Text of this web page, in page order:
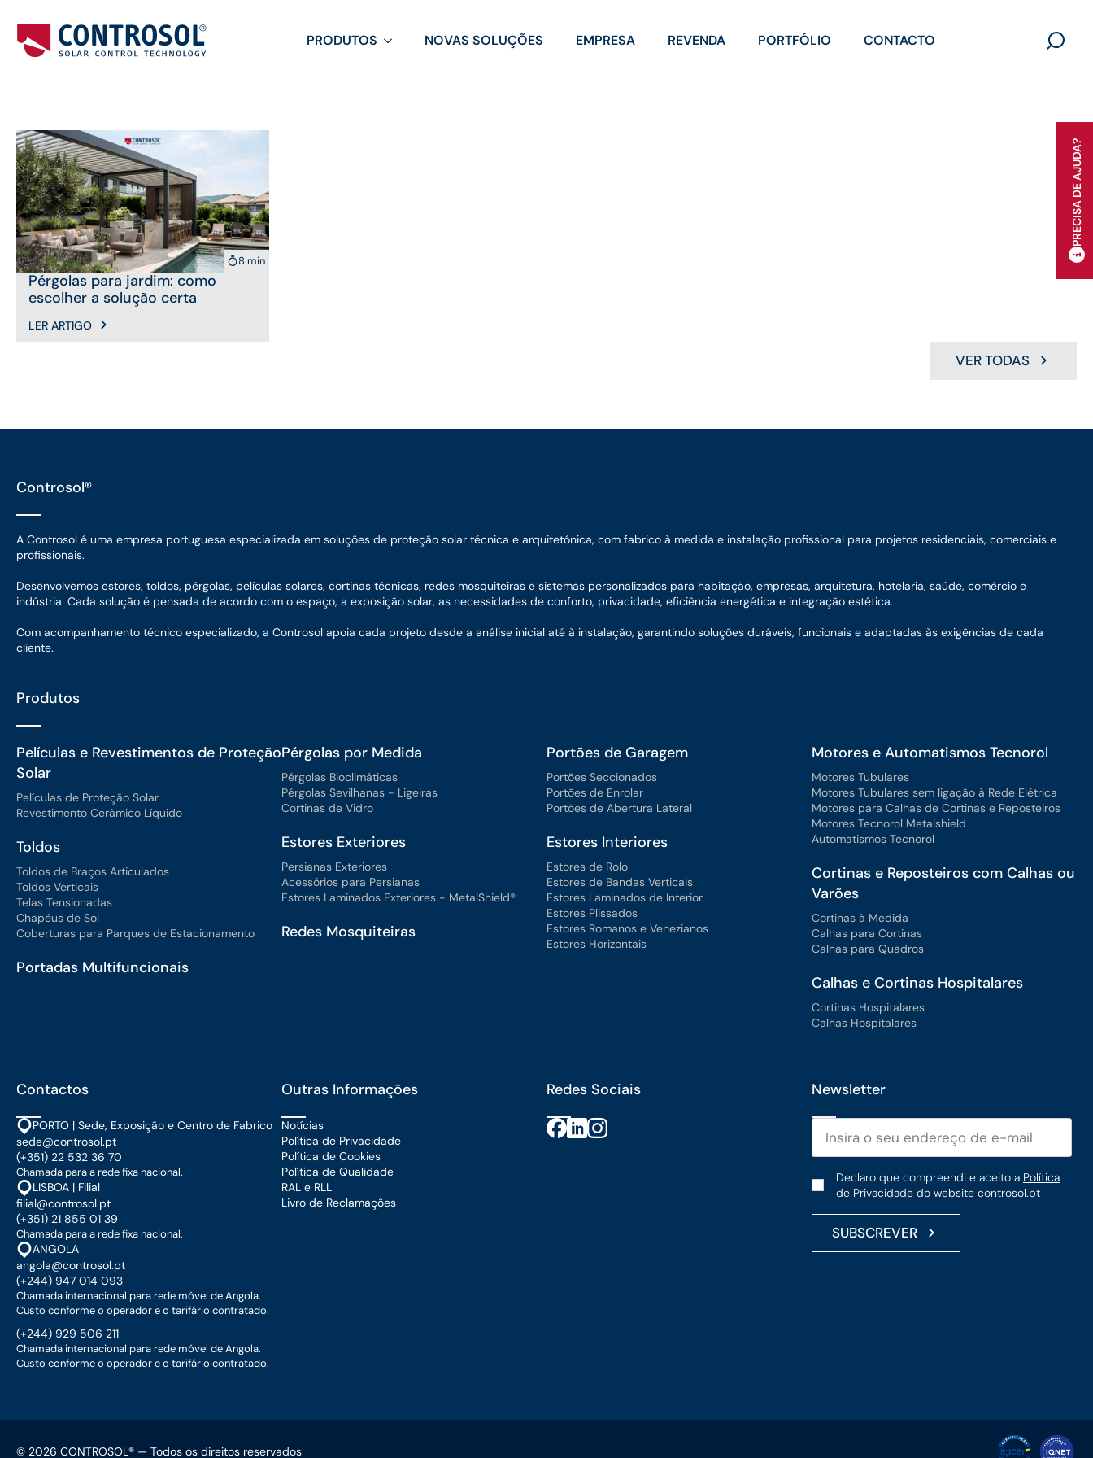
PRODUTOS NOVAS SOLUÇÕES EMPRESA REVENDA PORTFÓLIO CONTACTO
PRECISA DE AJUDA?
8 min
Pérgolas para jardim: como
escolher a solução certa
LER ARTIGO
VER TODAS
Controsol®
A Controsol é uma empresa portuguesa especializada em soluções de proteção solar técnica e arquitetónica, com fabrico à medida e instalação profissional para projetos residenciais, comerciais e
profissionais.
Desenvolvemos estores, toldos, pérgolas, películas solares, cortinas técnicas, redes mosquiteiras e sistemas personalizados para habitação, empresas, arquitetura, hotelaria, saúde, comércio e
indústria. Cada solução é pensada de acordo com o espaço, a exposição solar, as necessidades de conforto, privacidade, eficiência energética e integração estética.
Com acompanhamento técnico especializado, a Controsol apoia cada projeto desde a análise inicial até à instalação, garantindo soluções duráveis, funcionais e adaptadas às exigências de cada
cliente.
Produtos
Películas e Revestimentos de Proteção
Solar
Películas de Proteção Solar
Revestimento Cerâmico Líquido
Toldos
Toldos de Braços Articulados
Toldos Verticais
Telas Tensionadas
Chapéus de Sol
Coberturas para Parques de Estacionamento
Portadas Multifuncionais
Pérgolas por Medida
Pérgolas Bioclimáticas
Pérgolas Sevilhanas - Ligeiras
Cortinas de Vidro
Estores Exteriores
Persianas Exteriores
Acessórios para Persianas
Estores Laminados Exteriores - MetalShield®
Redes Mosquiteiras
Portões de Garagem
Portões Seccionados
Portões de Enrolar
Portões de Abertura Lateral
Estores Interiores
Estores de Rolo
Estores de Bandas Verticais
Estores Laminados de Interior
Estores Plissados
Estores Romanos e Venezianos
Estores Horizontais
Motores e Automatismos Tecnorol
Motores Tubulares
Motores Tubulares sem ligação à Rede Elétrica
Motores para Calhas de Cortinas e Reposteiros
Motores Tecnorol Metalshield
Automatismos Tecnorol
Cortinas e Reposteiros com Calhas ou
Varões
Cortinas à Medida
Calhas para Cortinas
Calhas para Quadros
Calhas e Cortinas Hospitalares
Cortinas Hospitalares
Calhas Hospitalares
Contactos
PORTO | Sede, Exposição e Centro de Fabrico
sede@controsol.pt
(+351) 22 532 36 70
Chamada para a rede fixa nacional.
LISBOA | Filial
filial@controsol.pt
(+351) 21 855 01 39
Chamada para a rede fixa nacional.
ANGOLA
angola@controsol.pt
(+244) 947 014 093
Chamada internacional para rede móvel de Angola.
Custo conforme o operador e o tarifário contratado.
(+244) 929 506 211
Chamada internacional para rede móvel de Angola.
Custo conforme o operador e o tarifário contratado.
Outras Informações
Notícias
Política de Privacidade
Política de Cookies
Política de Qualidade
RAL e RLL
Livro de Reclamações
Redes Sociais Newsletter
Email
Política
de
Privacidade
Declaro que compreendi e aceito a Política
de Privacidade do website controsol.pt
SUBSCREVER
© 2026 CONTROSOL® — Todos os direitos reservados